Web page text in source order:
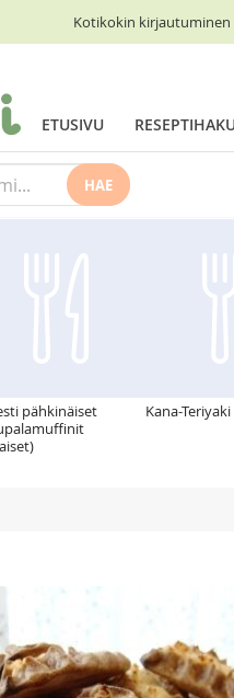
Kotikokin
ETUSIVU
HAE
pähkinäiset
Kana-